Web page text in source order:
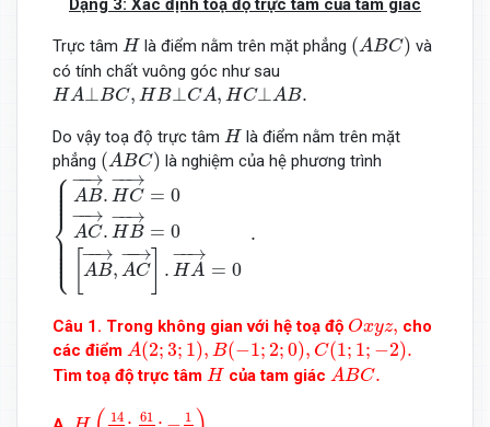
Dạng 3: Xác định toạ độ trực tâm của tam giác
Trực tâm H
H là điểm nằm trên mặt phẳng (ABC)
( ABC)
và
có tính chất vuông góc như sau
HA⊥BC, HB⊥CA, HC⊥AB.
HA⊥ BC,H B⊥CA,H C ⊥AB .
Do vậy toạ độ trực tâm H
H là điểm nằm trên mặt
phẳng (ABC)
( ABC) là nghiệm của hệ phương trình
⎧
⎪
⎪
⎪
⎪ ⎪
⎨
⎪
⎪ ⎪
⎪ ⎪⎩
−
−→
AB.
−
−→
HC = 0
−
−→
AC.
−
−→
HB = 0
[−
−→
AB,
−
−→
AC .
−
−→
HA = 0
.
{ A B→.HC→ = C → → 0 [ B → ,A
Câu 1. Trong không gian với hệ toạ độ Oxyz,
Oxyz, cho
các điểm A(2;3; 1), B(−1; 2;0), C(1; 1; −2).
A(2;3;1 )B (−1 2;0 ),C(1 1;−2) .
Tìm toạ độ trực tâm H
H của tam giácABC.
A BC.
14
61
1
14 15 61 ; −1